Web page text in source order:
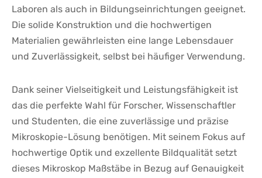
Laboren als auch in Bildungseinrichtungen geeignet.
Die solide ​Konstruktion und die hochwertigen
Materialien gewährleisten eine lange Lebensdauer
und Zuverlässigkeit, selbst bei häufiger Verwendung.
Dank seiner Vielseitigkeit und Leistungsfähigkeit ist‍
das die perfekte Wahl für Forscher, Wissenschaftler
und Studenten, die eine zuverlässige und präzise
Mikroskopie-Lösung benötigen. ​Mit seinem Fokus auf
hochwertige ⁣Optik und exzellente Bildqualität setzt‌
dieses Mikroskop Maßstäbe in‌ Bezug auf Genauigkeit